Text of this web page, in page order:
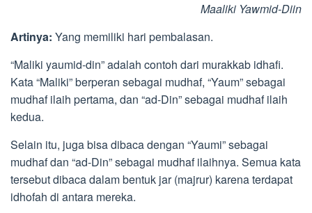
Maaliki Yawmid-Diin
Artinya: Yang memiliki hari pembalasan.
“Maliki yaumid-din” adalah contoh dari murakkab idhafi.
Kata “Maliki” berperan sebagai mudhaf, “Yaum” sebagai
mudhaf ilaih pertama, dan “ad-Din” sebagai mudhaf ilaih
kedua.
Selain itu, juga bisa dibaca dengan “Yaumi” sebagai
mudhaf dan “ad-Din” sebagai mudhaf ilaihnya. Semua kata
tersebut dibaca dalam bentuk jar (majrur) karena terdapat
idhofah di antara mereka.